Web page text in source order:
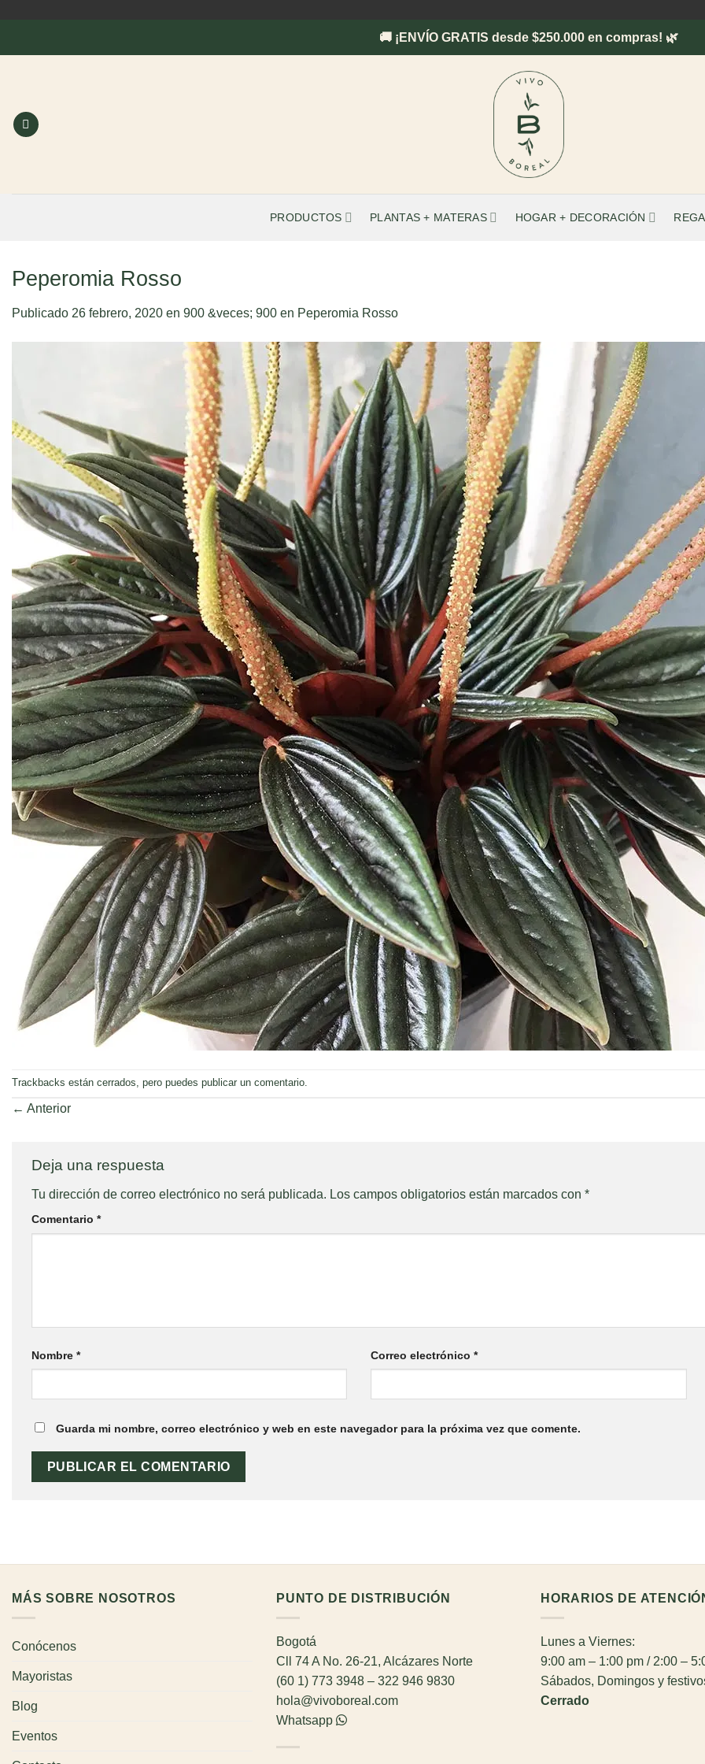
🚚 ¡ENVÍO GRATIS desde $250.000 en compras! 🌿
PRODUCTOS PLANTAS + MATERAS HOGAR + DECORACIÓN
Peperomia Rosso
Publicado 26 febrero, 2020 en 900 &veces; 900 en Peperomia Rosso
Trackbacks están cerrados, pero puedes publicar un comentario
← Anterior
Deja una respuesta
Tu dirección de correo electrónico no será publicada. Los campos obligatorios están marcados con *
Comentario *
Nombre * Correo electrónico*
Guarda mi nombre, correo electrónico y web en este navegador para la próxima vez que comente.
MÁS SOBRE NOSOTROS
Conócenos
Mayoristas
Blog
Eventos
PUNTO DE DISTRIBUCIÓN
Bogotá
Cll 74 A No. 26-21, Alcázares Norte
(60 1) 773 3948 – 322 946 9830
hola@vivoboreal.com
Whatsapp
HORARIOS DE
Lunes a Viernes:
9:00 am – 1:00 pm / 2:00 –
Sábados, Domingos y
Cerrado